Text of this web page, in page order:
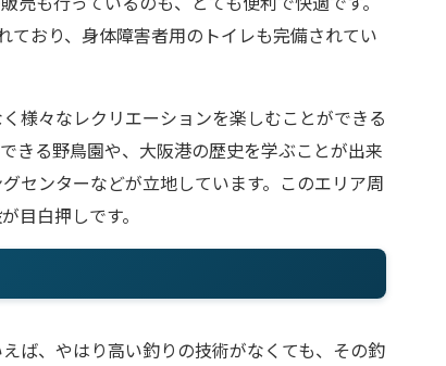
ており、身体障害者用のトイレも完備されてい
様々なレクリエーションを楽しむことができる
きる野鳥園や、大阪港の歴史を学ぶことが出来
センターなどが立地しています。このエリア周
目白押しです。
ば、やはり高い釣りの技術がなくても、その釣